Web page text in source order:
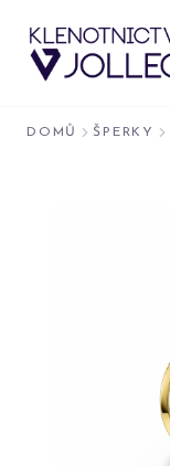
DOMŮ ŠPERKY